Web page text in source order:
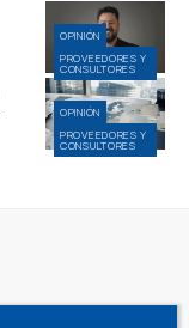
OPINIÓN
PROVEEDORES Y
CONSULTORES
OPINIÓN
PROVEEDORES Y
CONSULTORES